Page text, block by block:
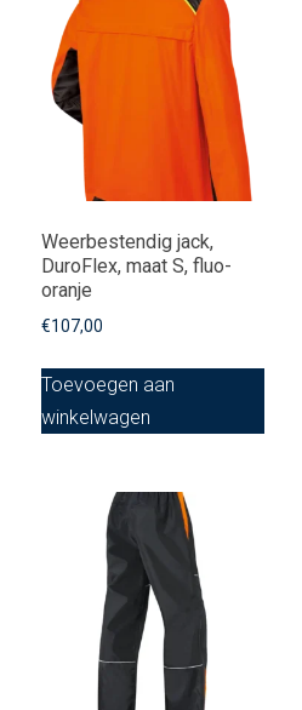
Weerbestendig jack,
DuroFlex, maat S, fluo-
oranje
€107,00
Toevoegen aan
winkelwagen